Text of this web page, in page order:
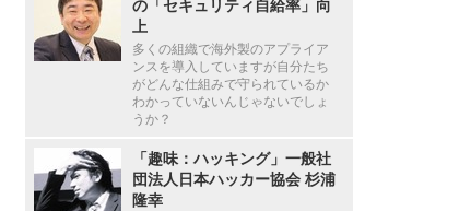
の「セキュリティ自給率」向
上
多くの組織で海外製のアプライア
ンスを導入していますが自分たち
がどんな仕組みで守られているか
わかっていないんじゃないでしょ
うか？
「趣味：ハッキング」一般社
団法人日本ハッカー協会 杉浦
隆幸